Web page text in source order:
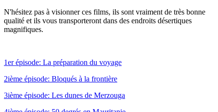
N'hésitez pas à visionner ces films, ils sont vraiment de très bonne
qualité et ils vous transporteront dans des endroits désertiques
magnifiques.
1er épisode: La préparation du voyage
2ième épisode: Bloqués à la frontière
3ième épisode: Les dunes de Merzouga